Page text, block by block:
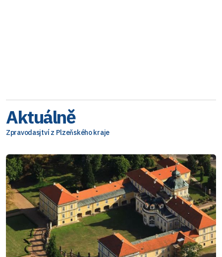
Aktuálně
Zpravodasjtví z Plzeňského kraje